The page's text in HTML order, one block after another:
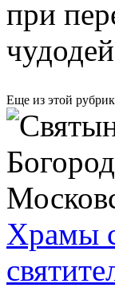
при
Еще из этой
Храмы